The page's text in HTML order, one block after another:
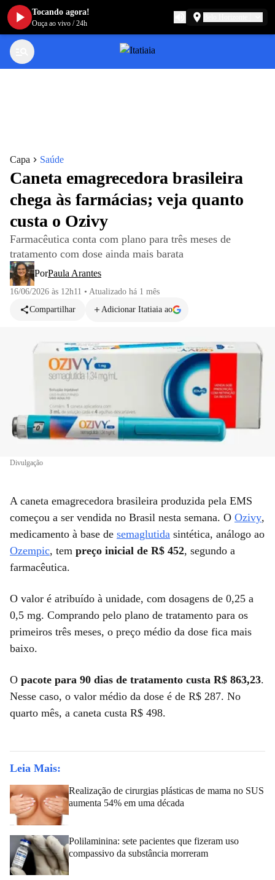
Capa Saúde
Caneta emagrecedora brasileira
chega às farmácias; veja quanto
custa o Ozivy
Farmacêutica conta com plano para três meses de
tratamento com dose ainda mais barata
PorPaula Arantes
16/06/2026 às 12h11 • Atualizado há 1 mês
Compartilhar
Adicionar Itatiaia ao
Divulgação
A caneta emagrecedora brasileira produzida pela EMS
começou a ser vendida no Brasil nesta semana. O Ozivy,
medicamento à base de semaglutida sintética, análogo ao
Ozempic, tem preço inicial de R$ 452, segundo a
farmacêutica.
O valor é atribuído à unidade, com dosagens de 0,25 a
0,5 mg. Comprando pelo plano de tratamento para os
primeiros três meses, o preço médio da dose fica mais
baixo.
O pacote para 90 dias de tratamento custa R$ 863,23.
Nesse caso, o valor médio da dose é de R$ 287. No
quarto mês, a caneta custa R$ 498.
Leia Mais:
Realização de cirurgias plásticas de mama no SUS
aumenta 54% em uma década
Polilaminina: sete pacientes que fizeram uso
compassivo da substância morreram
Tocando agora!
Ouça ao vivo /24h